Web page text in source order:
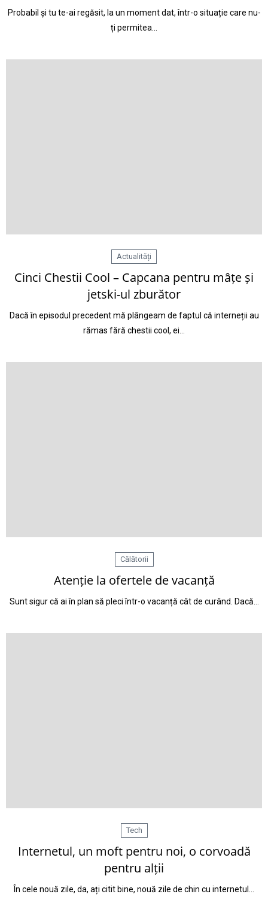
Probabil și tu te-ai regăsit, la un moment dat, într-o situație care nu-
ți permitea…
Actualități
Cinci Chestii Cool – Capcana pentru mâțe și
jetski-ul zburător
Dacă în episodul precedent mă plângeam de faptul că interneții au
rămas fără chestii cool, ei…
Călătorii
Atenție la ofertele de vacanță
Sunt sigur că ai în plan să pleci într-o vacanță cât de curând. Dacă…
Tech
Internetul, un moft pentru noi, o corvoadă
pentru alții
În cele nouă zile, da, ați citit bine, nouă zile de chin cu internetul…